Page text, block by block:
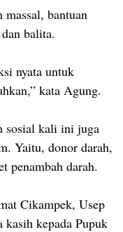
bantuan
balita.
nyata untuk
kata Agung.
sosial kali ini juga
Yaitu, donor darah,
penambah darah.
Cikampek, Usep
kasih kepada Pupuk